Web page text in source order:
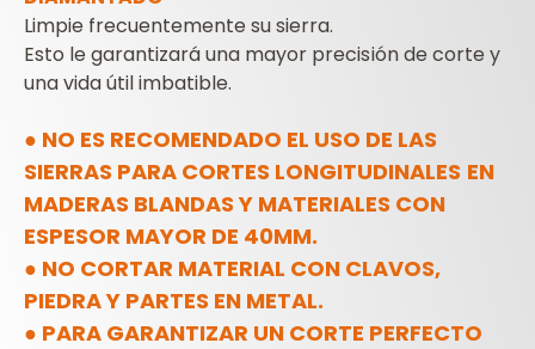
Limpie frecuentemente su sierra.
Esto le garantizará una mayor precisión de corte y
una vida útil imbatible.
● NO ES RECOMENDADO EL USO DE LAS
SIERRAS PARA CORTES LONGITUDINALES EN
MADERAS BLANDAS Y MATERIALES CON
ESPESOR MAYOR DE 40MM.
● NO CORTAR MATERIAL CON CLAVOS,
PIEDRA Y PARTES EN METAL.
● PARA GARANTIZAR UN CORTE PERFECTO